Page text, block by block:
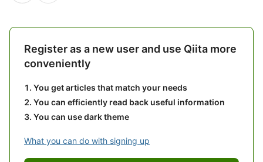
Register as a new user and use Qiita more
conveniently
You get articles that match your needs
You can efficiently read back useful information
You can use dark theme
What you can do with signing up